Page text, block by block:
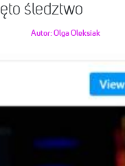
śledztwo
Autor:Olga Oleksiak